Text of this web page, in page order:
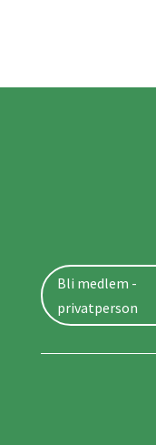
Bli medlem -
privatperson